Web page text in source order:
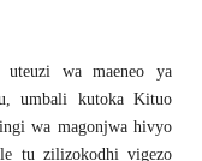
uteuzi wa maeneo ya
umbali kutoka Kituo
wa magonjwa hivyo
tu zilizokodhi vigezo